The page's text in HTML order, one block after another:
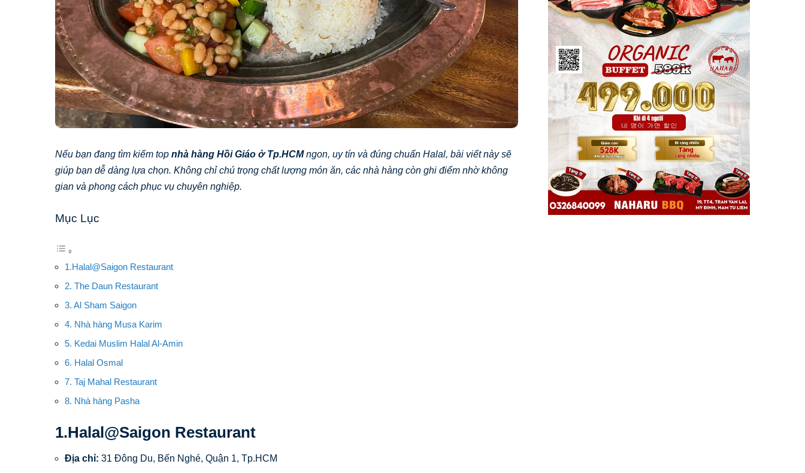
Nếu bạn đang tìm kiếm top nhà hàng Hồi Giáo ở Tp.HCMngon, uy tín và đúng chuẩn Halal, bài viết này sẽ
giúp bạn dễ dàng lựa chọn. Không chỉ chú trọng chất lượng món ăn, các nhà hàng còn ghi điểm nhờ không
gian và phong cách phục vụ chuyên nghiệp.
Mục Lục
1.Halal@Saigon Restaurant
2. The Daun Restaurant
3. Al Sham Saigon
4. Nhà hàng Musa Karim
5. Kedai Muslim Halal Al-Amin
6. Halal Osmal
7. Taj Mahal Restaurant
8. Nhà hàng Pasha
1.Halal@Saigon Restaurant
Địa chỉ: 31 Đông Du, Bến Nghé, Quận 1, Tp.HCM